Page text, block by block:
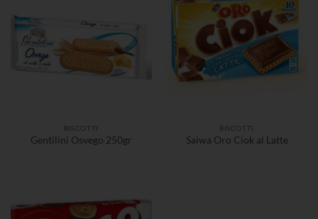
BISCOTTI
Gentilini Osvego 250gr
BISCOTTI
Saiwa Oro Ciok al Latte